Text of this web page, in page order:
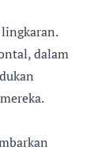
dalam